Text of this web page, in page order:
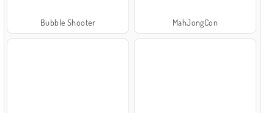
Bubble Shooter MahJongCon